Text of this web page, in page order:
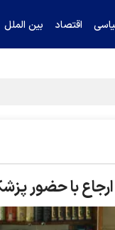
اقتصاد بین الملل
را تکذیب کرد
با حضور